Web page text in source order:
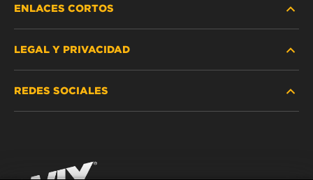
ENLACES CORTOS
DÓNDE COMPRAR
¡CONTÁCTENOS!
LEGAL Y PRIVACIDAD
IMPRESSUM
REDES SOCIALES